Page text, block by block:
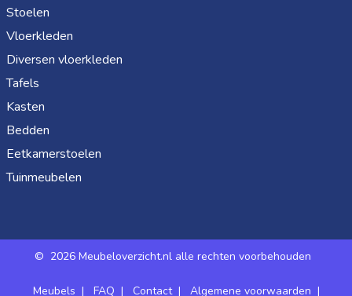
Stoelen
Vloerkleden
Diversen vloerkleden
Tafels
Kasten
Bedden
Eetkamerstoelen
Tuinmeubelen
© 2026 Meubeloverzicht.nl alle rechten voorbehouden
Meubels | FAQ | Contact| Algemene voorwaarden |